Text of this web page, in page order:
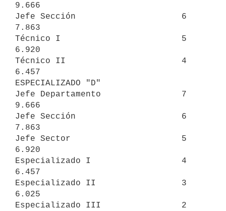
9.666
Jefe Sección                     6
7.863
Técnico I                        5
6.920
Técnico II                       4
6.457
ESPECIALIZADO "D"
Jefe Departamento                7
9.666
Jefe Sección                     6
7.863
Jefe Sector                      5
6.920
Especializado I                  4
6.457
Especializado II                 3
6.025
Especializado III                2